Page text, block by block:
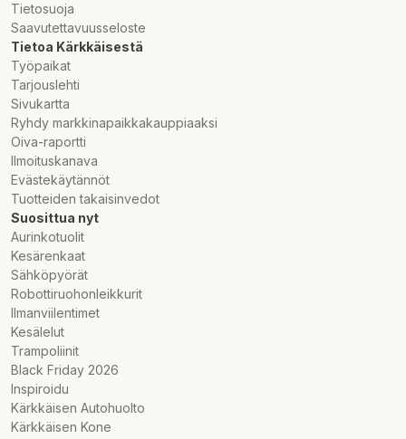
Tietosuoja
Saavutettavuusseloste
Tietoa Kärkkäisestä
Työpaikat
Tarjouslehti
Sivukartta
Ryhdy markkinapaikkakauppiaaksi
Oiva-raportti
Ilmoituskanava
Evästekäytännöt
Tuotteiden takaisinvedot
Suosittua nyt
Aurinkotuolit
Kesärenkaat
Sähköpyörät
Robottiruohonleikkurit
Ilmanviilentimet
Kesälelut
Trampoliinit
Black Friday 2026
Inspiroidu
Kärkkäisen Autohuolto
Kärkkäisen Kone